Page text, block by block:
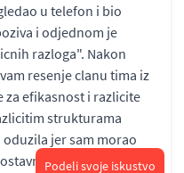
u telefon i bio
i odjednom je
razloga". Nakon
resenje clanu tima iz
za efikasnost i razlicite
strukturama
jer sam morao
koncepte, koji
Podeli svoje iskustvo